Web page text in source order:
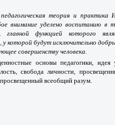
теория и
внимание уделено воспитанию в
главной функцией которого
у которой будут исключительно
совершенству человека.
основы педагогики, идея
свобода личности,
всеобщий разум.